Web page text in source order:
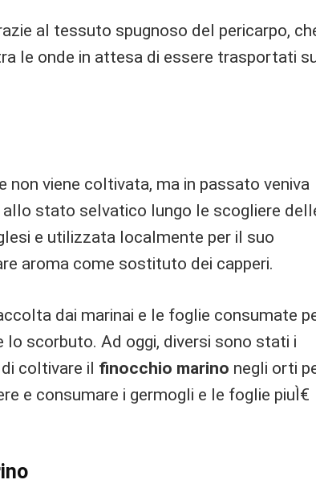
al tessuto spugnoso del pericarpo,
le onde in attesa di essere trasportati
non viene coltivata, ma in passato veniva
stato selvatico lungo le scogliere
e utilizzata localmente per il suo
aroma come sostituto dei capperi.
dai marinai e le foglie consumate
lo scorbuto. Ad oggi, diversi sono stati i
coltivare il finocchio marino negli orti
e consumare i germogli e le foglie piuÌ€